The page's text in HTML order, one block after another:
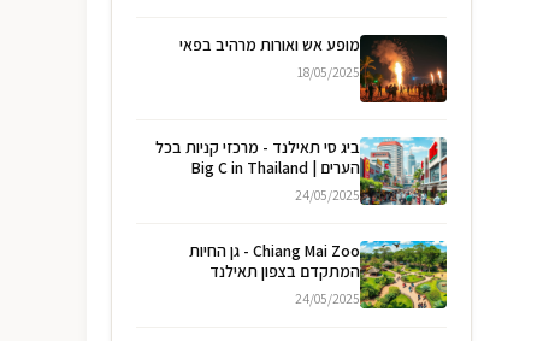
מופע אש ואורות מרהיב בפאי
18/05/2025
ביג סי תאילנד - מרכזי קניות בכל
הערים | Big C in Thailand
24/05/2025
Chiang Mai Zoo - גן החיות
המתקדם בצפון תאילנד
24/05/2025